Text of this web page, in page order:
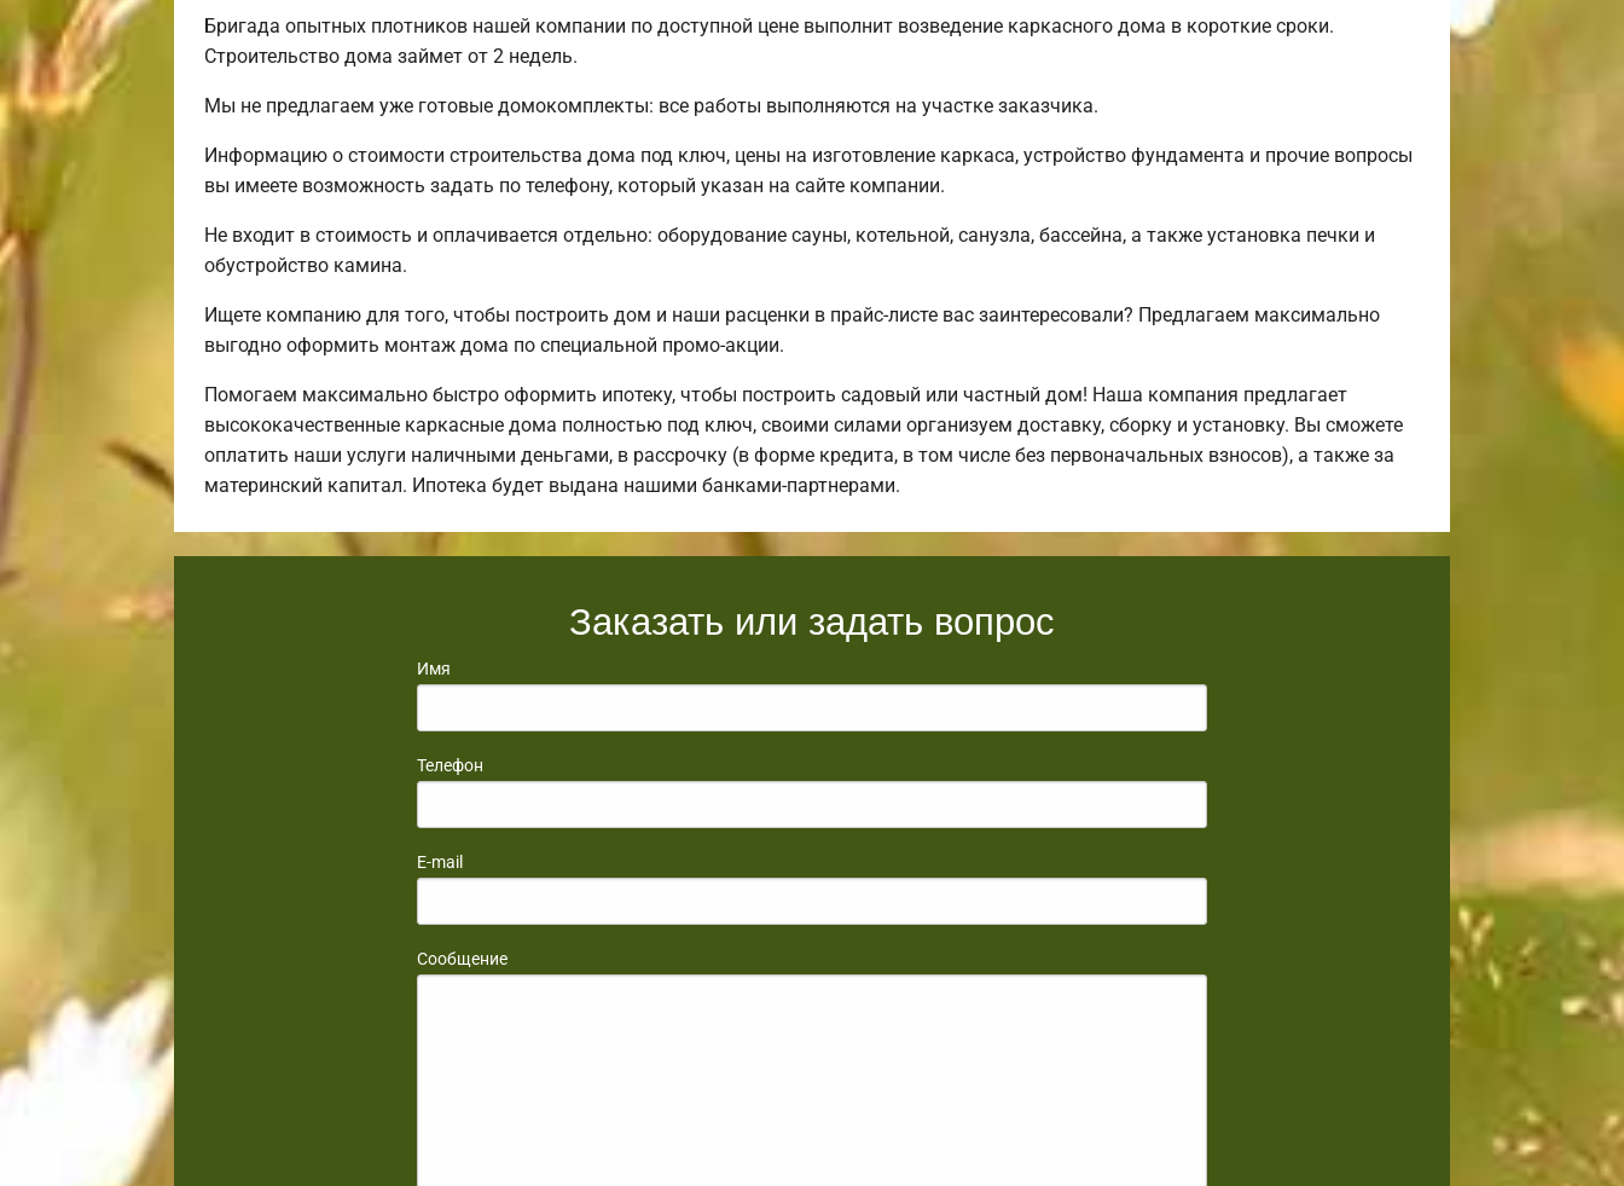
Бригада опытных плотников нашей компании по доступной цене выполнит возведение каркасного дома в короткие сроки.
Строительство дома займет от 2 недель.
Мы не предлагаем уже готовые домокомплекты: все работы выполняются на участке заказчика.
Информацию о стоимости строительства дома под ключ, цены на изготовление каркаса, устройство фундамента и прочие вопросы
вы имеете возможность задать по телефону, который указан на сайте компании.
Не входит в стоимость и оплачивается отдельно: оборудование сауны, котельной, санузла, бассейна, а также установка печки и
обустройство камина.
Ищете компанию для того, чтобы построить дом и наши расценки в прайс-листе вас заинтересовали? Предлагаем максимально
выгодно оформить монтаж дома по специальной промо-акции.
Помогаем максимально быстро оформить ипотеку, чтобы построить садовый или частный дом! Наша компания предлагает
высококачественные каркасные дома полностью под ключ, своими силами организуем доставку, сборку и установку. Вы сможете
оплатить наши услуги наличными деньгами, в рассрочку (в форме кредита, в том числе без первоначальных взносов), а также за
материнский капитал. Ипотека будет выдана нашими банками-партнерами.
Заказать или задать вопрос
Имя
Телефон
E-mail
Сообщение